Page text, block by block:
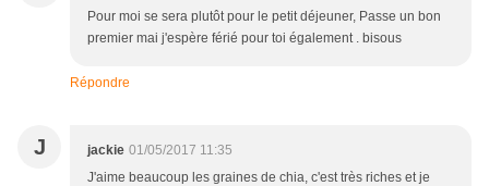
Pour moi se sera plutôt pour le petit déjeuner, Passe un bon
premier mai j'espère férié pour toi également . bisous
Répondre
J jackie 01/05/2017 11:35
J'aime beaucoup les graines de chia, c'est très riches et je